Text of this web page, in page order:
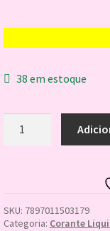
38 em estoque
Liquido
SKU: 7897011503179
Categoria: Corante